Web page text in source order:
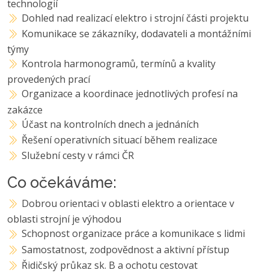
technologií
Dohled nad realizací elektro i strojní části projektu
Komunikace se zákazníky, dodavateli a montážními
týmy
Kontrola harmonogramů, termínů a kvality
provedených prací
Organizace a koordinace jednotlivých profesí na
zakázce
Účast na kontrolních dnech a jednáních
Řešení operativních situací během realizace
Služební cesty v rámci ČR
Co očekáváme:
Dobrou orientaci v oblasti elektro a orientace v
oblasti strojní je výhodou
Schopnost organizace práce a komunikace s lidmi
Samostatnost, zodpovědnost a aktivní přístup
Řidičský průkaz sk. B a ochotu cestovat